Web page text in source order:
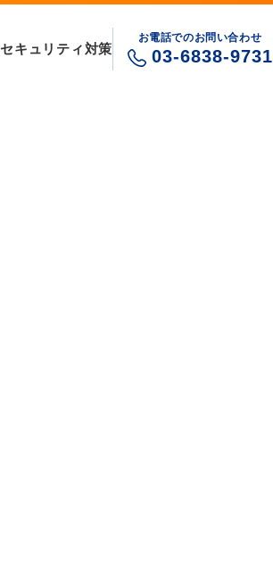
セキュリティ対策
お電話でのお問い合わせ
03-6838-9731